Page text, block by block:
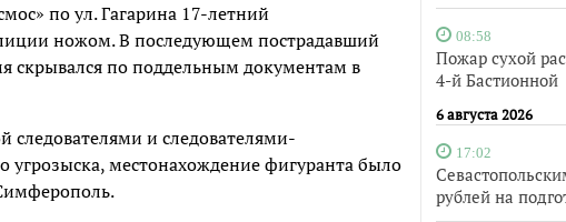
08:58
Пожар сухой
4-й Бастионной
6 августа 2026
17:02
рублей на
по ул. Гагарина 17-летний
ножом. В последующем пострадавший
скрывался по поддельным документам в
следователями и следователями-
местонахождение фигуранта было